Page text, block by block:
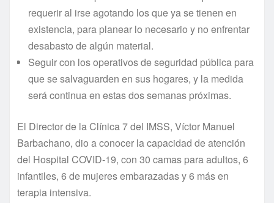
requerir al irse agotando los que ya se tienen en
existencia, para planear lo necesario y no enfrentar
desabasto de algún material.
Seguir con los operativos de seguridad pública para
que se salvaguarden en sus hogares, y la medida
será continua en estas dos semanas próximas.
El Director de la Clínica 7 del IMSS, Víctor Manuel
Barbachano, dio a conocer la capacidad de atención
del Hospital COVID-19, con 30 camas para adultos, 6
infantiles, 6 de mujeres embarazadas y 6 más en
terapia intensiva.